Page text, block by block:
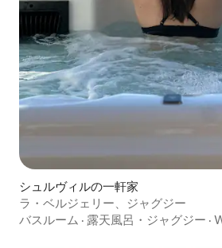
シュルヴィルの一軒家
ラ・ベルジェリー、ジャグジー
バスルーム · 露天風呂・ジャグジー ·